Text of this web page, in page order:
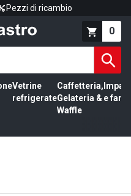
Pezzi di ricambio
0
Vetrine
refrigerate
Caffetteria,
Gelateria &
Waffle
e